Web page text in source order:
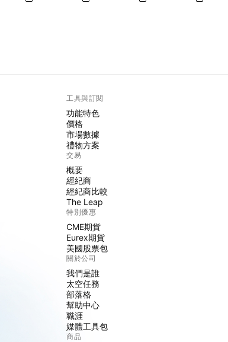
工具與訂閱
功能特色
價格
市場數據
禮物方案
交易
概要
經紀商
經紀商比較
The Leap
特別優惠
CME期貨
Eurex期貨
美國股票包
關於公司
我們是誰
太空任務
部落格
幫助中心
職涯
媒體工具包
商品